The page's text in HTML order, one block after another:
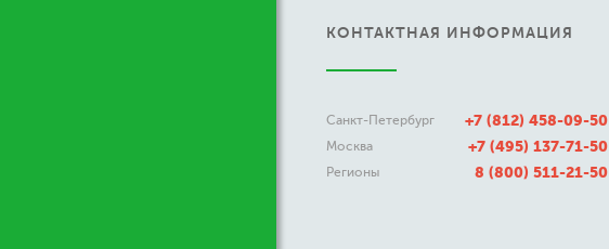
КОНТАКТНАЯ ИНФОРМАЦИЯ
Санкт-Петербург +7 (812) 458-09-50
Москва +7 (495) 137-71-50
Регионы 8 (800) 511-21-50